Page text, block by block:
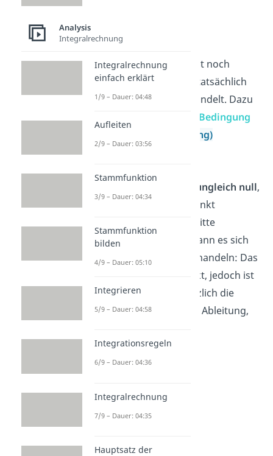
Aber Achtung!Du musst noch
überprüfen, ob es sich tatsächlich
um eine Wendestelle handelt. Dazu
zweite Bedingung
(hinreichende Bedingung)
ungleich null,
hast du einen Wendepunkt
berechnet! Wenn die dritte
Ableitung
ist, kann es sich
um einenSattelpunkt
handeln: Das
ist auch ein Wendepunkt, jedoch ist
beim Sattelpunkt zusätzlich die
Steigung, also die erste Ableitung,
Analysis
Integralrechnung
Integralrechnung
einfach erklärt
1/9 – Dauer: 04:48
Aufleiten
2/9 – Dauer: 03:56
Stammfunktion
3/9 – Dauer: 04:34
Stammfunktion
bilden
4/9 – Dauer: 05:10
Integrieren
5/9 – Dauer: 04:58
Integrationsregeln
6/9 – Dauer: 04:36
Integralrechnung
7/9 – Dauer: 04:35
Hauptsatz der